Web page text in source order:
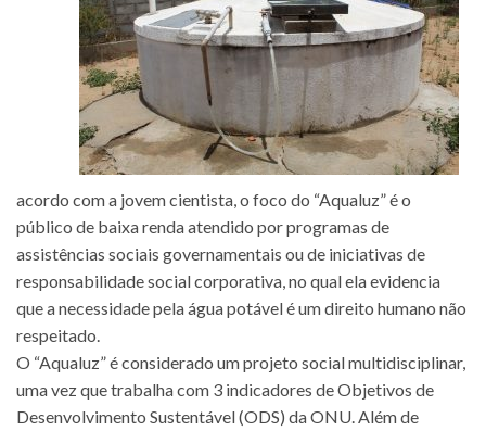
acordo com a jovem cientista, o foco do “Aqualuz” é o
público de baixa renda atendido por programas de
assistências sociais governamentais ou de iniciativas de
responsabilidade social corporativa, no qual ela evidencia
que a necessidade pela água potável é um direito humano não
respeitado.
O “Aqualuz” é considerado um projeto social multidisciplinar,
uma vez que trabalha com 3 indicadores de Objetivos de
Desenvolvimento Sustentável (ODS) da ONU. Além de